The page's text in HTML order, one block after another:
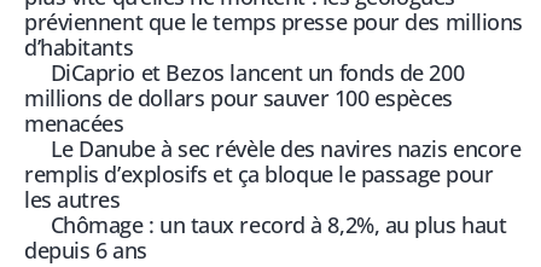
préviennent que le temps presse pour des millions
d’habitants
DiCaprio et Bezos lancent un fonds de 200
millions de dollars pour sauver 100 espèces
menacées
Le Danube à sec révèle des navires nazis encore
remplis d’explosifs et ça bloque le passage pour
les autres
Chômage : un taux record à 8,2%, au plus haut
depuis 6 ans